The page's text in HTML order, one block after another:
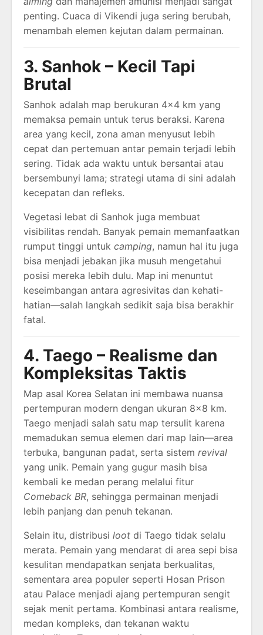
penting. Cuaca di Vikendi juga sering berubah,
menambah elemen kejutan dalam permainan.
3. Sanhok – Kecil Tapi
Brutal
Sanhok adalah map berukuran 4×4 km yang
memaksa pemain untuk terus beraksi. Karena
area yang kecil, zona aman menyusut lebih
cepat dan pertemuan antar pemain terjadi lebih
sering. Tidak ada waktu untuk bersantai atau
bersembunyi lama; strategi utama di sini adalah
kecepatan dan refleks.
Vegetasi lebat di Sanhok juga membuat
visibilitas rendah. Banyak pemain memanfaatkan
rumput tinggi untuk camping, namun hal itu juga
bisa menjadi jebakan jika musuh mengetahui
posisi mereka lebih dulu. Map ini menuntut
keseimbangan antara agresivitas dan kehati-
hatian—salah langkah sedikit saja bisa berakhir
fatal.
4. Taego – Realisme dan
Kompleksitas Taktis
Map asal Korea Selatan ini membawa nuansa
pertempuran modern dengan ukuran 8×8 km.
Taego menjadi salah satu map tersulit karena
memadukan semua elemen dari map lain—area
terbuka, bangunan padat, serta sistem revival
yang unik. Pemain yang gugur masih bisa
kembali ke medan perang melalui fitur
Comeback BR, sehingga permainan menjadi
lebih panjang dan penuh tekanan.
Selain itu, distribusi loot di Taego tidak selalu
merata. Pemain yang mendarat di area sepi bisa
kesulitan mendapatkan senjata berkualitas,
sementara area populer seperti Hosan Prison
atau Palace menjadi ajang pertempuran sengit
sejak menit pertama. Kombinasi antara realisme,
medan kompleks, dan tekanan waktu